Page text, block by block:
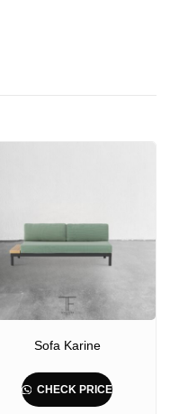
Sofa Karine
CHECK PRICE